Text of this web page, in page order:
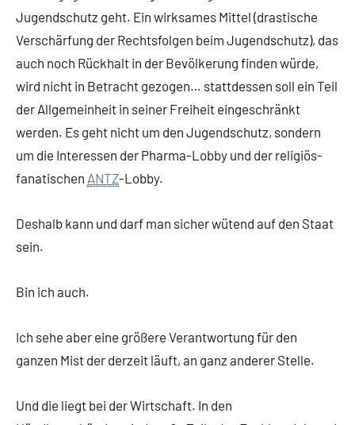
Jugendschutz geht. Ein wirksames Mittel (drastische
Verschärfung der Rechtsfolgen beim Jugendschutz), das
auch noch Rückhalt in der Bevölkerung finden würde,
wird nicht in Betracht gezogen… stattdessen soll ein Teil
der Allgemeinheit in seiner Freiheit eingeschränkt
werden. Es geht nicht um den Jugendschutz, sondern
um die Interessen der Pharma-Lobby und der religiös-
fanatischen ANTZ-Lobby.
Deshalb kann und darf man sicher wütend auf den Staat
sein.
Bin ich auch.
Ich sehe aber eine größere Verantwortung für den
ganzen Mist der derzeit läuft, an ganz anderer Stelle.
Und die liegt bei der Wirtschaft. In den